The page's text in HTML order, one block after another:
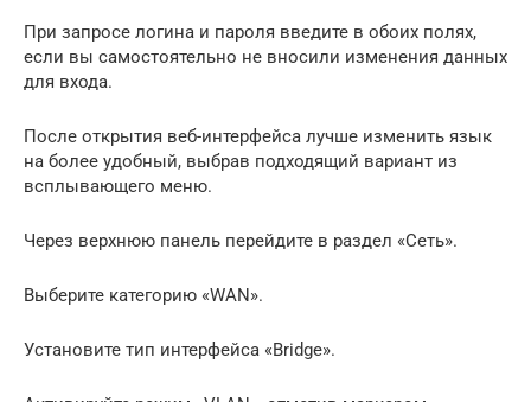
При запросе логина и пароля введите в обоих полях,
если вы самостоятельно не вносили изменения данных
для входа.
После открытия веб-интерфейса лучше изменить язык
на более удобный, выбрав подходящий вариант из
всплывающего меню.
Через верхнюю панель перейдите в раздел «Сеть».
Выберите категорию «WAN».
Установите тип интерфейса «Bridge».